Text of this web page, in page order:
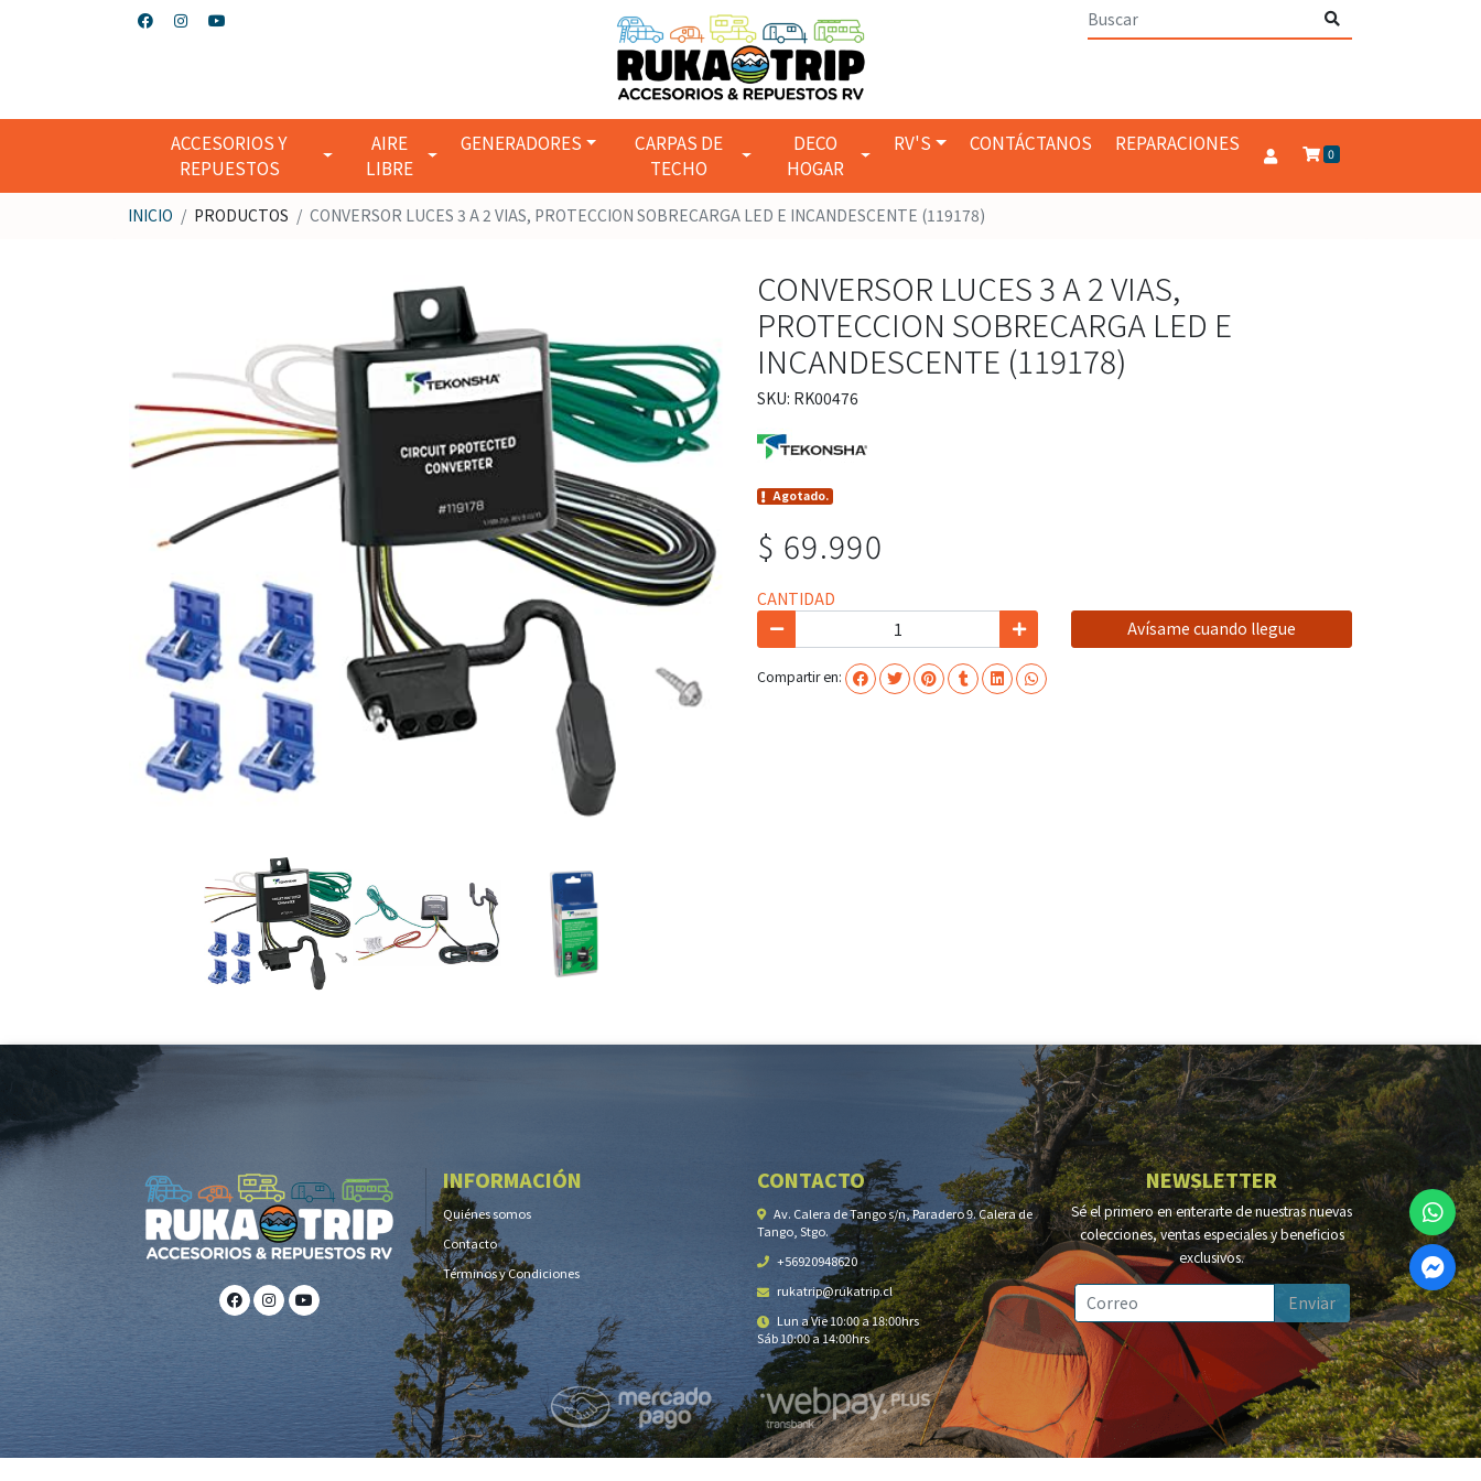
ACCESORIOS Y
REPUESTOS
AIRE
LIBRE
GENERADORES
CARPAS DE
TECHO
DECO
HOGAR
RV'S CONTÁCTANOS REPARACIONES 0
INICIO PRODUCTOS CONVERSOR LUCES 3 A 2 VIAS, PROTECCION SOBRECARGA LED E INCANDESCENTE (119178)
CONVERSOR LUCES 3 A 2 VIAS,
PROTECCION SOBRECARGA LED E
INCANDESCENTE (119178)
SKU: RK00476
Agotado.
$ 69.990
CANTIDAD
Avísame cuando llegue
Compartir en:
INFORMACIÓN
Quiénes somos
Contacto
Términos y Condiciones
CONTACTO
Av. Calera de Tango s/n, Paradero 9. Calera de
Tango, Stgo.
+56920948620
rukatrip@rukatrip.cl
Lun a Vie 10:00 a 18:00hrs
Sáb 10:00 a 14:00hrs
NEWSLETTER
Sé el primero en enterarte de nuestras nuevas
colecciones, ventas especiales y beneficios
exclusivos.
Enviar